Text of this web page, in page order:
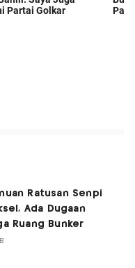
Ratusan Senpi
Ada Dugaan
Ruang Bunker